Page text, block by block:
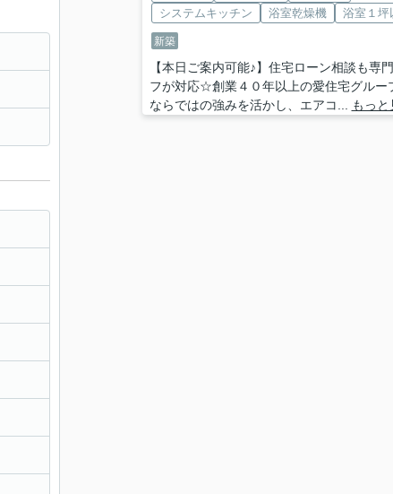
システムキッチン
浴室乾燥機 浴室１坪
新築
【本日ご案内可能♪】住宅ローン相談も専
フが対応☆創業４０年以上の愛住宅グルー
ならではの強みを活かし、エアコ...
もっと